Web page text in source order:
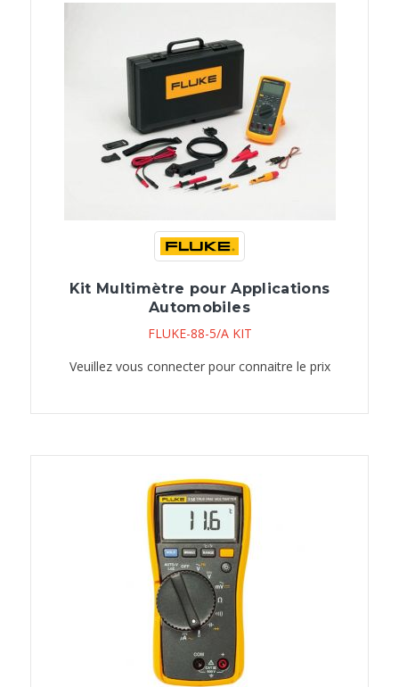
Kit Multimètre pour Applications
Automobiles
FLUKE-88-5/A KIT
Veuillez vous connecter pour connaitre le prix